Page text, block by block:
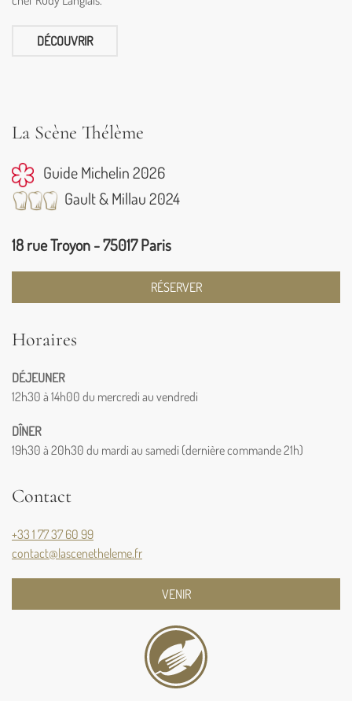
DÉCOUVRIR
La Scène Thélème
Guide Michelin 2026
Gault & Millau 2024
18 rue Troyon - 75017 Paris
RÉSERVER
Horaires
DÉJEUNER
12h30 à 14h00 du mercredi au vendredi
DÎNER
19h30 à 20h30 du mardi au samedi (dernière commande 21h)
Contact
+33 1 77 37 60 99
contact@lascenetheleme.fr
VENIR